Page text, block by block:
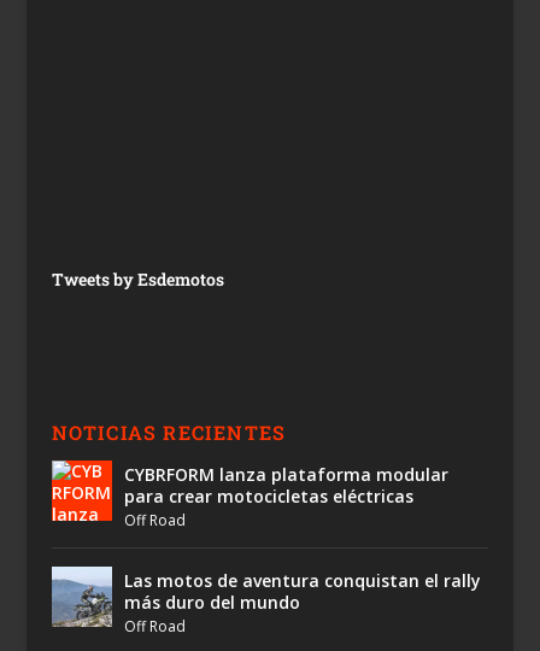
Tweets by Esdemotos
NOTICIAS RECIENTES
CYBRFORM lanza plataforma modular
para crear motocicletas eléctricas
Off Road
Las motos de aventura conquistan el rally
más duro del mundo
Off Road